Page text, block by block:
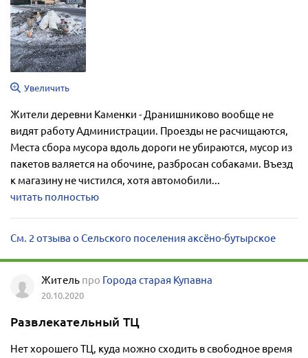
Увеличить
Жители деревни Каменки - Дранишниково вообще не
видят работу Администрации. Проезды не расчищаются,
Места сбора мусора вдоль дороги не убираются, мусор из
пакетов валяется на обочине, разбросан собаками. Въезд
к магазину не чистился, хотя автомобили...
читать полностью
См. 2 отзыва о Сельского поселения аксёно-бутырское
Житель про Города старая Купавна
20.10.2020
Развлекательный ТЦ
Нет хорошего ТЦ, куда можно сходить в свободное время